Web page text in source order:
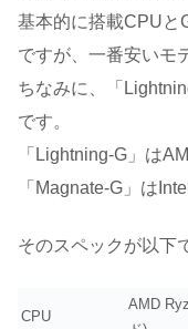
基本的に搭載CPUと
ですが、一番安いモ
ちなみに、「
です。
「Lightning-G」は
「Magnate-G」は
そのスペックが以下
CPU
AMD